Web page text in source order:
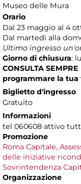
Museo delle Mura
Orario
Dal 23 maggio al 4
Dal martedì alla
Ultimo ingresso
Giorno di chiusura:
CONSULTA
programmare la tua
Biglietto d'ingresso
Gratuito
Informazioni
tel 060608 attivo
Promozione
Roma Capitale,
delle iniziative
Sovrintendenza
Organizzazione